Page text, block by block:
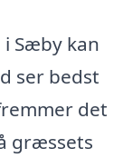
Sæby kan
ser bedst
det
græssets